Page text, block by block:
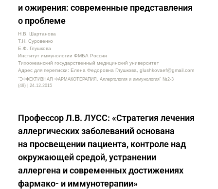
и ожирения: современные представления
о проблеме
Н.В. Шартанова
Т.Н. Суровенко
Е.Ф. Глушкова
Институт иммунологии ФМБА России
Тихоокеанский государственный медицинский университет
Адрес для переписки: Елена Федоровна Глушкова, glushkovaef@gmail.com
"ЭФФЕКТИВНАЯ ФАРМАКОТЕРАПИЯ. Аллергология и иммунология" №2-3
(48) | 24.12.2015
Профессор Л.В. ЛУСС: «Стратегия лечения
аллергических заболеваний основана
на просвещении пациента, контроле над
окружающей средой, устранении
аллергена и современных достижениях
фармако- и иммунотерапии»